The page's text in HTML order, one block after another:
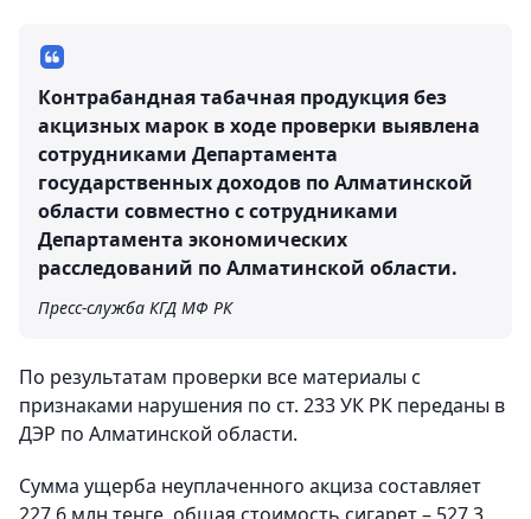
Контрабандная табачная продукция без
акцизных марок в ходе проверки выявлена
сотрудниками Департамента
государственных доходов по Алматинской
области совместно с сотрудниками
Департамента экономических
расследований по Алматинской области.
Пресс-служба КГД МФ РК
По результатам проверки все материалы с
признаками нарушения по ст. 233 УК РК переданы в
ДЭР по Алматинской области.
Сумма ущерба неуплаченного акциза составляет
227,6 млн тенге, общая стоимость сигарет – 527,3